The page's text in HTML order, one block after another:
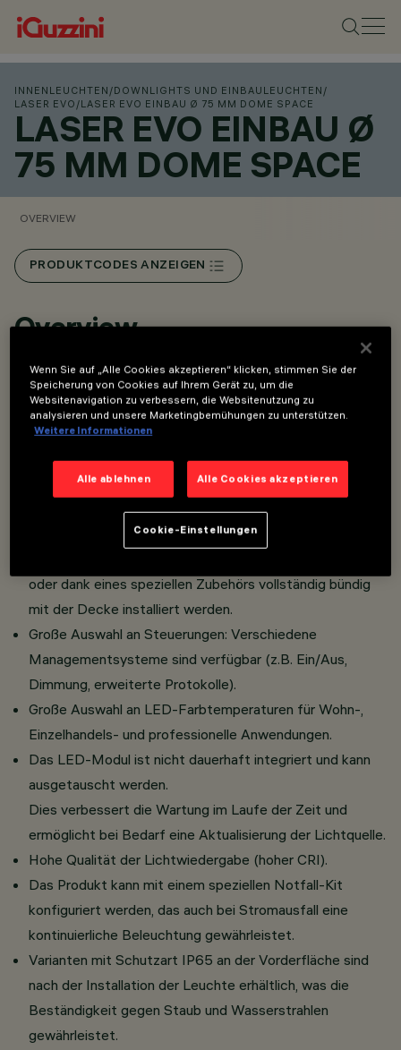
INNENLEUCHTEN /DOWNLIGHTS UND EINBAULEUCHTEN /
LASER EVO /LASER EVO EINBAU Ø 75 MM DOME SPACE
LASER EVO EINBAU Ø
75 MM DOME SPACE
OVERVIEW
PRODUKTCODES ANZEIGEN
Overview
Dome Space-Version: Die von architektonischen
Gewölben inspirierte Rastergeometrie, gepaart mit
den Oberflächen White und Black Transparent,
garantiert eine Brillanz, die sich ausschließlich auf
den inneren Teil der Kuppel konzentriert. Kein
externer Lichtring und eine saubere Oberfläche
dank kontrollierter und diskreter Lichtemission.
oder dank eines speziellen Zubehörs vollständig bündig
mit der Decke installiert werden.
Große Auswahl an Steuerungen: Verschiedene
Managementsysteme sind verfügbar (z.B. Ein/Aus,
Dimmung, erweiterte Protokolle).
Große Auswahl an LED-Farbtemperaturen für Wohn-,
Einzelhandels- und professionelle Anwendungen.
Das LED-Modul ist nicht dauerhaft integriert und kann
ausgetauscht werden.
Dies verbessert die Wartung im Laufe der Zeit und
ermöglicht bei Bedarf eine Aktualisierung der Lichtquelle.
Hohe Qualität der Lichtwiedergabe (hoher CRI).
Das Produkt kann mit einem speziellen Notfall-Kit
konfiguriert werden, das auch bei Stromausfall eine
kontinuierliche Beleuchtung gewährleistet.
Varianten mit Schutzart IP65 an der Vorderfläche sind
nach der Installation der Leuchte erhältlich, was die
Beständigkeit gegen Staub und Wasserstrahlen
gewährleistet.
Wenn Sie auf „Alle Cookies akzeptieren“ klicken, stimmen Sie der
Speicherung von Cookies auf Ihrem Gerät zu, um die
Websitenavigation zu verbessern, die Websitenutzung zu
analysieren und unsere Marketingbemühungen zu unterstützen.
Weitere Informationen
Alle ablehnen Alle Cookies akzeptieren
Cookie-Einstellungen